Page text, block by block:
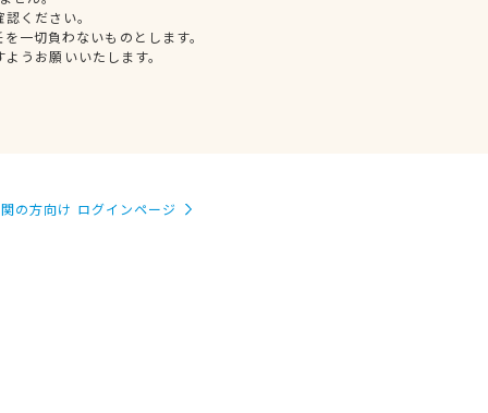
ください。
一切負わないものとします。
うお願いいたします。
の方向け ログインページ